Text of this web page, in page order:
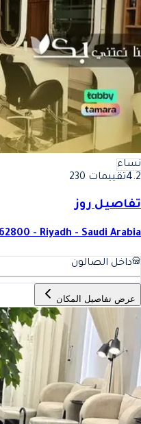
أفضل تركيب اظافر جل
أفضل تركيب
نساء
4.2تقييمات 230
تفاصيل روز
- Riyadh - Saudi Arabia
داخل الصالون
عرض تفاصيل المكان